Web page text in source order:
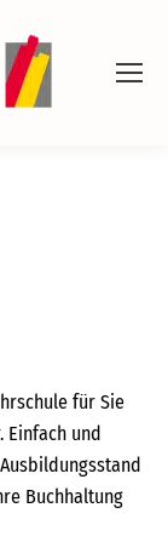
für Sie
Einfach und
Buchhaltung